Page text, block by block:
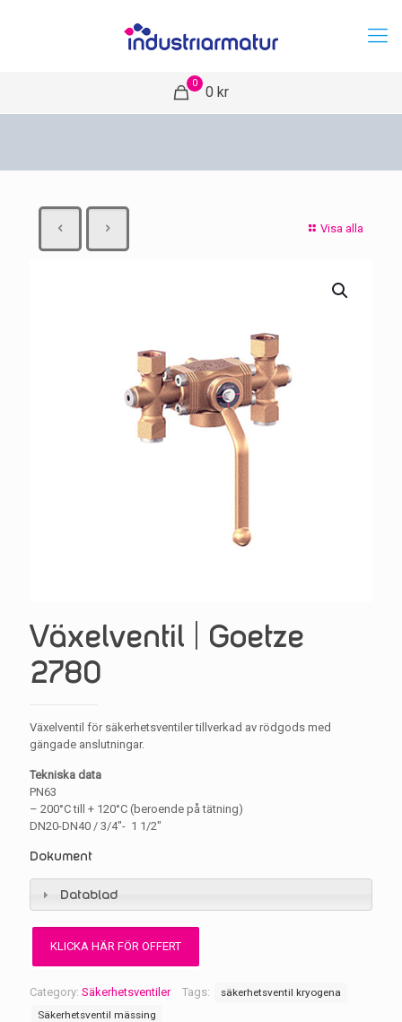
0
0 kr
Visa alla
Växelventil | Goetze
2780
Växelventil för säkerhetsventiler tillverkad av rödgods med
gängade anslutningar.
Tekniska data
PN63
– 200°C till + 120°C (beroende på tätning)
DN20-DN40 / 3/4″- 1 1/2″
Dokument
Datablad
Category: Säkerhetsventiler Tags:
säkerhetsventil kryogena
Säkerhetsventil mässing